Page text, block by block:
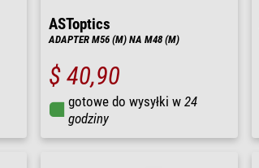
ASToptics
ADAPTER M56 (M) NA M48 (M)
$ 40,90
gotowe do wysyłki w 24
godziny